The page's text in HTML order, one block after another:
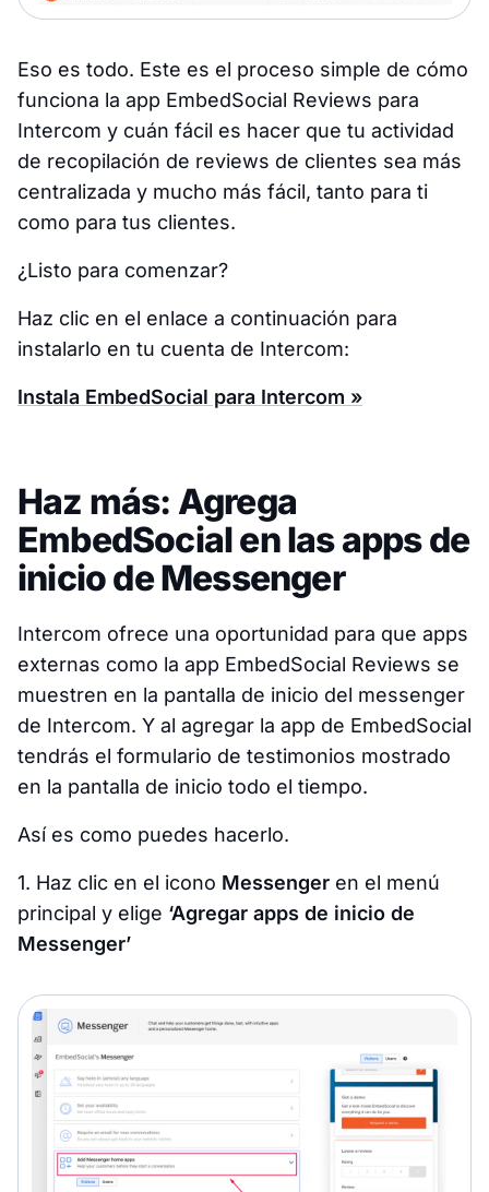
Eso es todo. Este es el proceso simple de cómo
funciona la app EmbedSocial Reviews para
Intercom y cuán fácil es hacer que tu actividad
de recopilación de reviews de clientes sea más
centralizada y mucho más fácil, tanto para ti
como para tus clientes.
¿Listo para comenzar?
Haz clic en el enlace a continuación para
instalarlo en tu cuenta de Intercom:
Instala EmbedSocial para Intercom »
Haz más: Agrega
EmbedSocial en las apps de
inicio de Messenger
Intercom ofrece una oportunidad para que apps
externas como la app EmbedSocial Reviews se
muestren en la pantalla de inicio del messenger
de Intercom. Y al agregar la app de EmbedSocial
tendrás el formulario de testimonios mostrado
en la pantalla de inicio todo el tiempo.
Así es como puedes hacerlo.
1. Haz clic en el icono Messenger en el menú
principal y elige ‘Agregar apps de inicio de
Messenger’